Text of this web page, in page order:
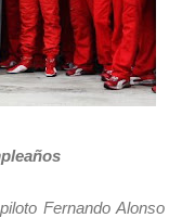
Fernando Alonso